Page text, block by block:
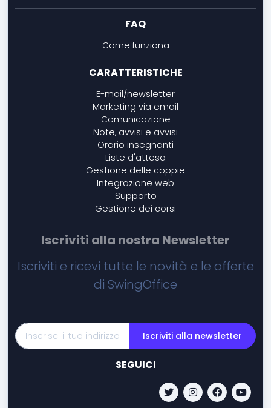
FAQ
Come funziona
CARATTERISTICHE
E-mail/newsletter
Marketing via email
Comunicazione
Note, avvisi e avvisi
Orario insegnanti
Liste d'attesa
Gestione delle coppie
Integrazione web
Supporto
Gestione dei corsi
Iscriviti alla nostra Newsletter
Iscriviti e ricevi tutte le novità e le offerte
di SwingOffice
Iscriviti alla newsletter
SEGUICI